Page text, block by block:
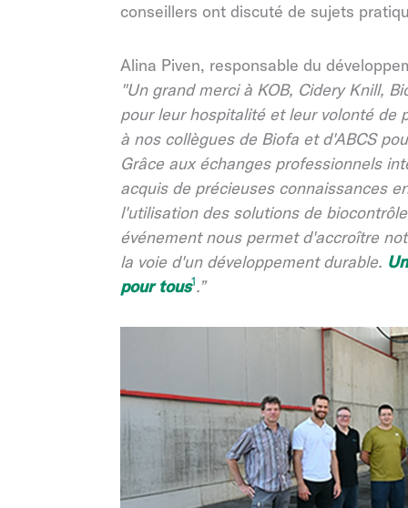
conseillers ont discuté de sujets
Alina Piven, responsable du
"Un grand merci à KOB, Cidery Knill,
pour leur hospitalité et leur volonté de
à nos collègues de Biofa et d'ABCS
Grâce aux échanges professionnels
acquis de précieuses connaissances
l'utilisation des solutions de
événement nous permet d'accroître
la voie d'un développement durable.
pour tous1.”